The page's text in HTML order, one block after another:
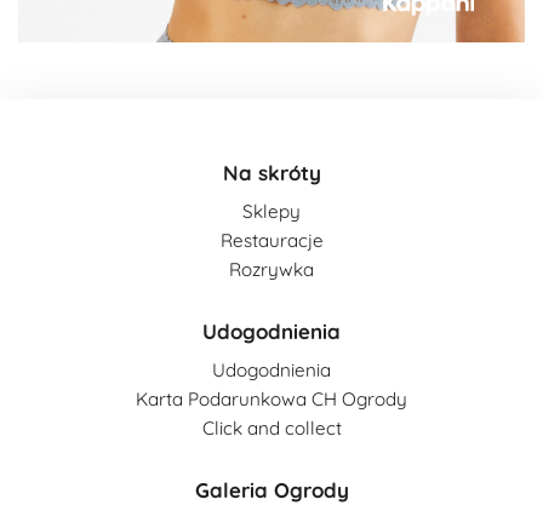
Na skróty
Sklepy
Restauracje
Rozrywka
Udogodnienia
Udogodnienia
Karta Podarunkowa CH Ogrody
Click and collect
Galeria Ogrody